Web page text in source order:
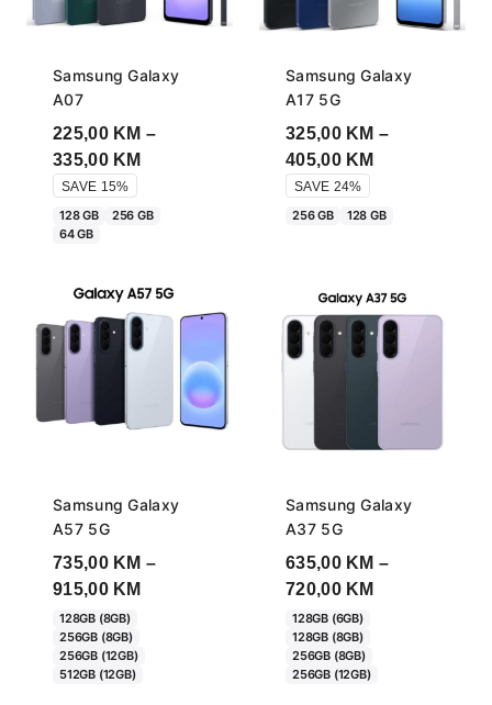
Samsung Galaxy
A07
225,00 KM –
335,00 KMPrice
225,00 KM
SAVE 15%
128 GB
256 GB
64 GB
Samsung Galaxy
A17 5G
325,00 KM –
405,00 KMPrice
325,00 KM
SAVE 24%
256 GB
128 GB
Samsung Galaxy
A57 5G
735,00 KM –
915,00 KMPrice
128GB (8GB)
256GB (8GB)
256GB (12GB)
512GB (12GB)
Samsung Galaxy
A37 5G
635,00 KM –
720,00 KMPrice
128GB (6GB)
128GB (8GB)
256GB (8GB)
256GB (12GB)